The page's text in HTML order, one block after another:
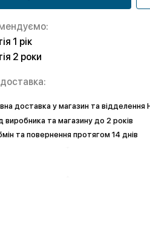
1 рік
від браку
спокій
2 роки
екрану
спокій
доставка у магазин та відделення
виробника та магазину до 2 років
та повернення протягом 14 днів